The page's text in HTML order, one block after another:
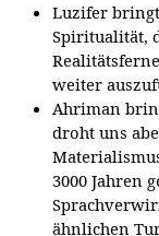
Luzifer
Spiritualität,
weiter
Ahriman
droht uns
3000 Jahren
ähnlichen